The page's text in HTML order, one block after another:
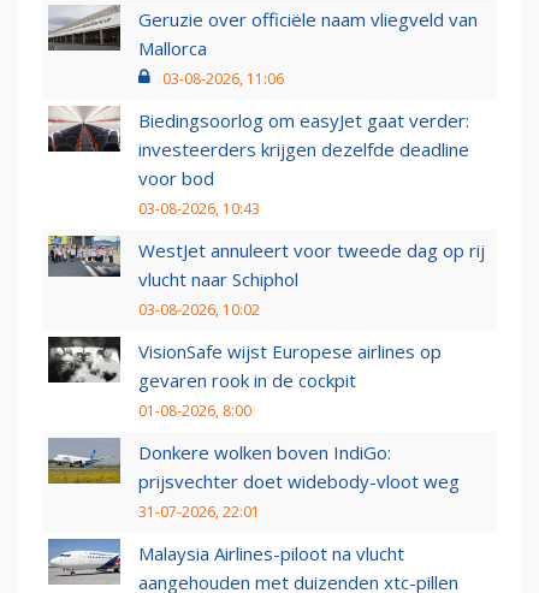
Geruzie over officiële naam vliegveld van
Mallorca
03-08-2026, 11:06
Biedingsoorlog om easyJet gaat verder:
investeerders krijgen dezelfde deadline
voor bod
03-08-2026, 10:43
WestJet annuleert voor tweede dag op rij
vlucht naar Schiphol
03-08-2026, 10:02
VisionSafe wijst Europese airlines op
gevaren rook in de cockpit
01-08-2026, 8:00
Donkere wolken boven IndiGo:
prijsvechter doet widebody-vloot weg
31-07-2026, 22:01
Malaysia Airlines-piloot na vlucht
aangehouden met duizenden xtc-pillen